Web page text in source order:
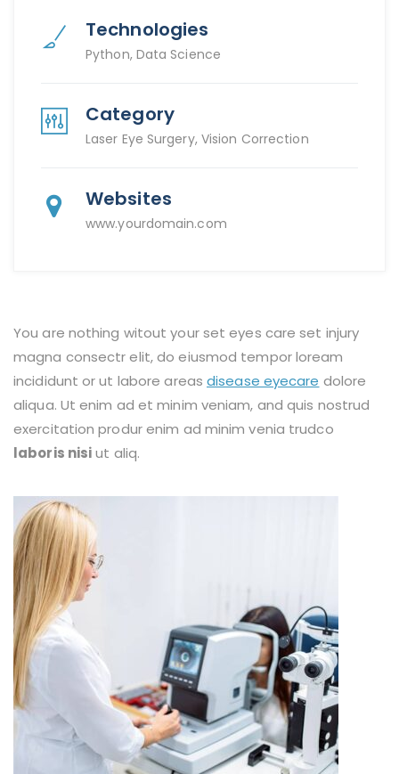
Technologies
Python, Data Science
Category
Laser Eye Surgery, Vision Correction
Websites
www.yourdomain.com
You are nothing witout your set eyes care set injury
magna consectr elit, do eiusmod tempor loream
incididunt or ut labore areasdisease eyecare dolore
aliqua. Ut enim ad et minim veniam, and quis nostrud
exercitation produr enim ad minim venia trudco
laboris nisiut aliq.